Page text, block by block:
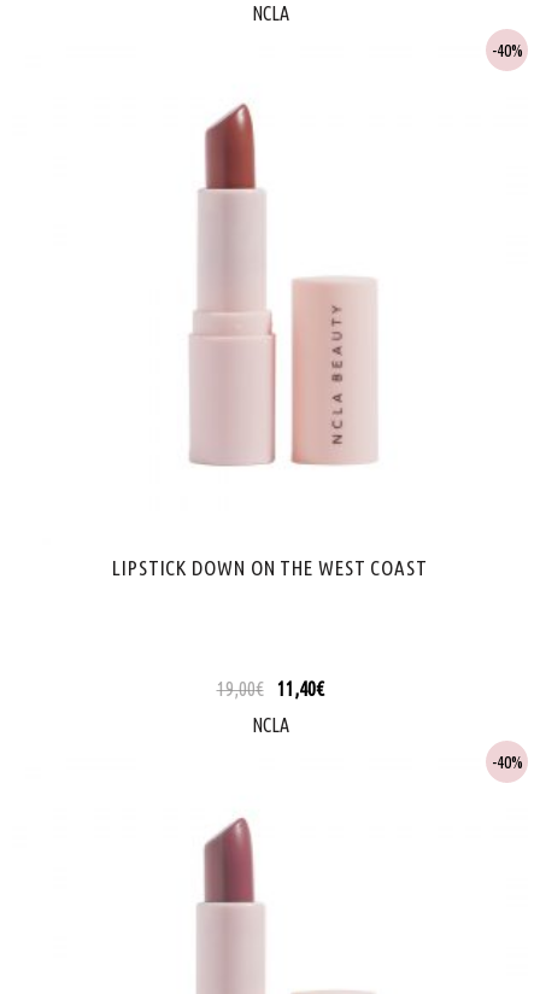
NCLA
40%
LIPSTICK DOWN ON THE WEST COAST
19,00€ 11,40€
NCLA
40%